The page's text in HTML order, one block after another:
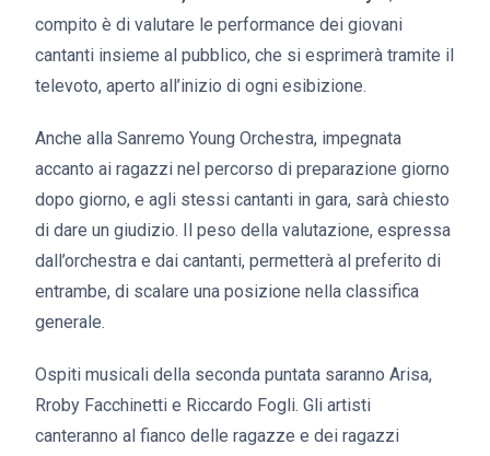
compito è di valutare le performance dei giovani
cantanti insieme al pubblico, che si esprimerà tramite il
televoto, aperto all’inizio di ogni esibizione.
Anche alla Sanremo Young Orchestra, impegnata
accanto ai ragazzi nel percorso di preparazione giorno
dopo giorno, e agli stessi cantanti in gara, sarà chiesto
di dare un giudizio. Il peso della valutazione, espressa
dall’orchestra e dai cantanti, permetterà al preferito di
entrambe, di scalare una posizione nella classifica
generale.
Ospiti musicali della seconda puntata saranno Arisa,
Rroby Facchinetti e Riccardo Fogli. Gli artisti
canteranno al fianco delle ragazze e dei ragazzi